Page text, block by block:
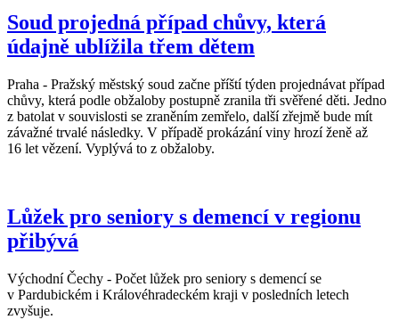
Soud projedná případ chůvy, která
údajně ublížila třem dětem
Praha - Pražský městský soud začne příští týden projednávat případ
chůvy, která podle obžaloby postupně zranila tři svěřené děti. Jedno
z batolat v souvislosti se zraněním zemřelo, další zřejmě bude mít
závažné trvalé následky. V případě prokázání viny hrozí ženě až
16 let vězení. Vyplývá to z obžaloby.
Lůžek pro seniory s demencí v regionu
přibývá
Východní Čechy - Počet lůžek pro seniory s demencí se
v Pardubickém i Královéhradeckém kraji v posledních letech
zvyšuje.